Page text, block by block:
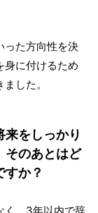
った方向性を決
身に付けるため
した。
来をしっかり
そのあとはど
すか？
く、3年以内で辞